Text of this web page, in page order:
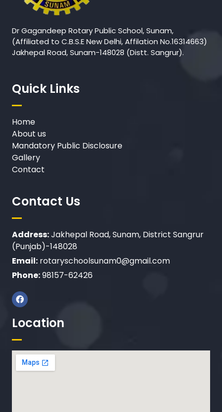
Dr Gagandeep Rotary Public School, Sunam,
(Affiliated to C.B.S.E New Delhi, Affilation No.16314663)
Jakhepal Road, Sunam-148028 (Distt. Sangrur).
Quick Links
Home
About us
Mandatory Public Disclosure
Gallery
Contact
Contact Us
Address:Jakhepal Road, Sunam, District Sangrur
(Punjab)-148028
Email: rotaryschoolsunam0@gmail.com
Phone:98157-62426
Location